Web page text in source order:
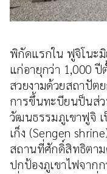
พิกัดแรกใน ฟูจิโนะมิ
แก่อายุกว่า 1,000 ปี
สวยงามด้วยสถาปั
การขึ้นทะบียนป็นส่
วัฒนธรรมภูเขาฟูจิ เ
เก็ง (Sengen
สถานที่ศักดิ์สิทธิตา
ปกป้องภูเขาไฟจาก